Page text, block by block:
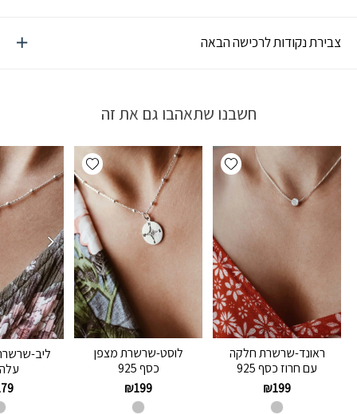
צבירת נקודות לרכישה הבאה
חשבנו שתאהבו גם את זה
Add wishlist
ראונד-שרשרת חלקה
עם חרוז כסף 925
₪199
Add wishlist
לוסט-שרשרת מצפן
כסף 925
₪199
ליב-